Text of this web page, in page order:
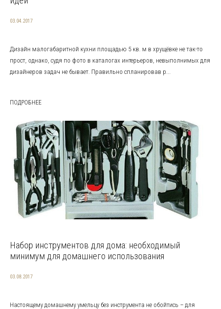
03.04.2017
Дизайн малогабаритной кухни площадью 5 кв. м в хрущёвке не так-то
прост, однако, судя по фото в каталогах интерьеров, невыполнимых для
дизайнеров задач не бывает. Правильно спланировав р...
ПОДРОБНЕЕ
Набор инструментов для дома: необходимый
минимум для домашнего использования
03.08.2017
Настоящему домашнему умельцу без инструмента не обойтись – для